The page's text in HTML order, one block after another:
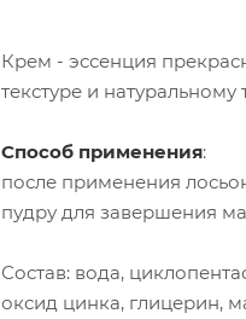
Крем - эссенция
текстуре и натуральному
Способ применения:
после применения
пудру для завершения
Состав: вода,
оксид цинка, глицерин,